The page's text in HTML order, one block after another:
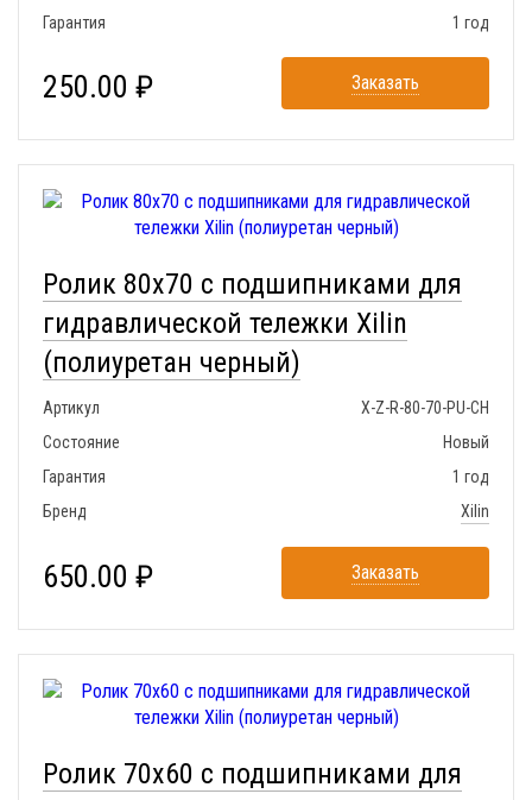
Гарантия
1 год
250.00 ₽ Заказать
Ролик 80x70 с подшипниками для
гидравлической тележки Xilin
(полиуретан черный)
Артикул
X-Z-R-80-70-PU-CH
Состояние
Новый
Гарантия
1 год
Бренд
Xilin
650.00 ₽ Заказать
Ролик 70x60 с подшипниками для